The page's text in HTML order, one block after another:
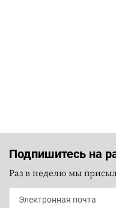
Подпишитесь на
Раз в неделю мы